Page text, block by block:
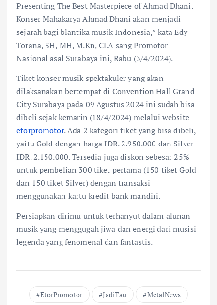
Presenting The Best Masterpiece of Ahmad Dhani.
Konser Mahakarya Ahmad Dhani akan menjadi
sejarah bagi blantika musik Indonesia,” kata Edy
Torana, SH, MH, M.Kn, CLA sang Promotor
Nasional asal Surabaya ini, Rabu (3/4/2024).
Tiket konser musik spektakuler yang akan
dilaksanakan bertempat di Convention Hall Grand
City Surabaya pada 09 Agustus 2024 ini sudah bisa
dibeli sejak kemarin (18/4/2024) melalui website
etorpromotor. Ada 2 kategori tiket yang bisa dibeli,
yaitu Gold dengan harga IDR. 2.950.000 dan Silver
IDR. 2.150.000. Tersedia juga diskon sebesar 25%
untuk pembelian 300 tiket pertama (150 tiket Gold
dan 150 tiket Silver) dengan transaksi
menggunakan kartu kredit bank mandiri.
Persiapkan dirimu untuk terhanyut dalam alunan
musik yang menggugah jiwa dan energi dari musisi
legenda yang fenomenal dan fantastis.
EtorPromotor JadiTau MetalNews